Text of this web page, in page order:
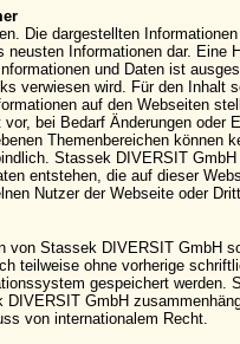
Die dargestellten
neusten Informationen dar. Eine
und Daten ist
verwiesen wird. Für den
auf den Webseiten
bei Bedarf Änderungen oder
Themenbereichen können
Stassek DIVERSIT
entstehen, die auf dieser
Nutzer der Webseite oder
von Stassek DIVERSIT GmbH
teilweise ohne vorherige
gespeichert werden.
DIVERSIT GmbH
von internationalem Recht.